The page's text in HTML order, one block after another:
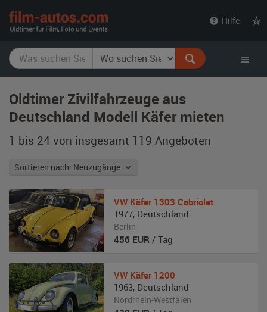
Hilfe
Oldtimer Zivilfahrzeuge aus
Deutschland Modell Käfer mieten
1 bis 24 von insgesamt 119 Angeboten
Sortieren nach: Neuzugänge
VW Käfer 1303 Cabriolet
1977, Deutschland
Berlin
456 EUR / Tag
VW Käfer 1200
1963, Deutschland
Nordrhein-Westfalen